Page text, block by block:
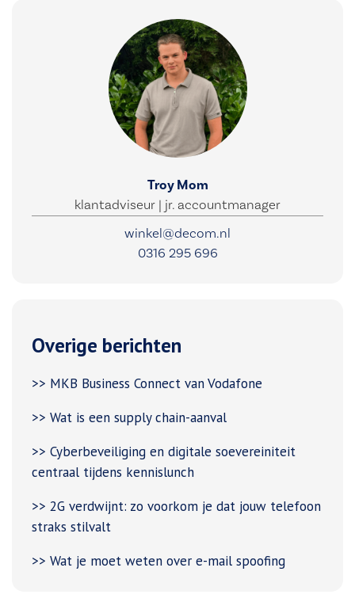
Troy Mom
klantadviseur | jr. accountmanager
winkel@decom.nl
0316 295 696
Overige berichten
>> MKB Business Connect van Vodafone
>> Wat is een supply chain-aanval
>> Cyberbeveiliging en digitale soevereiniteit
centraal tijdens kennislunch
>> 2G verdwijnt: zo voorkom je dat jouw telefoon
straks stilvalt
>> Wat je moet weten over e-mail spoofing